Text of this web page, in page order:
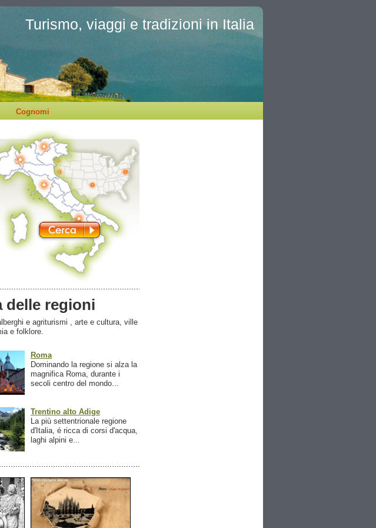
Turismo, viaggi e tradizioni in Italia
Cognomi
delle regioni
e agriturismi , arte e cultura, ville
e folklore.
Roma
Dominando la regione si alza la
magnifica Roma, durante i
secoli centro del mondo...
Trentino alto Adige
La più settentrionale regione
d'Italia, é ricca di corsi d'acqua,
laghi alpini e...